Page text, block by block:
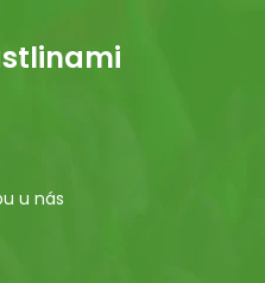
u nás